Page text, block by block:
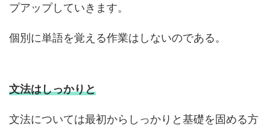
プアップしていきます。
個別に単語を覚える作業はしないのである。
文法はしっかりと
文法については最初からしっかりと基礎を固める方